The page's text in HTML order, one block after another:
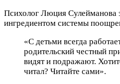
Психолог Люция Сулейманова
ингредиентом системы
«С детьми всегда
родительский честный
видят и подражают.
читал? Читайте сами».